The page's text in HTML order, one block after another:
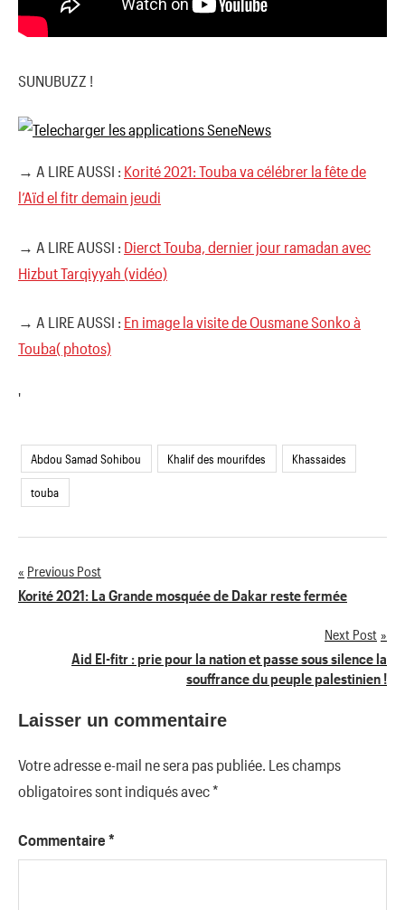
SUNUBUZZ !
→ A LIRE AUSSI : Korité 2021: Touba va célébrer la fête de
l’Aïd el fitr demain jeudi
→ A LIRE AUSSI : Dierct Touba, dernier jour ramadan avec
Hizbut Tarqiyyah (vidéo)
→ A LIRE AUSSI : En image la visite de Ousmane Sonko à
Touba( photos)
'
Abdou Samad Sohibou Khalif des mourifdes Khassaides
touba
Navigation
l’article
Previous Post
Korité 2021: La Grande mosquée de Dakar reste fermée
Next Post
Aid El-fitr : prie pour la nation et passe sous silence la
souffrance du peuple palestinien !
Laisser un commentaire
Votre adresse e-mail ne sera pas publiée. Les champs
obligatoires sont indiqués avec*
Commentaire *